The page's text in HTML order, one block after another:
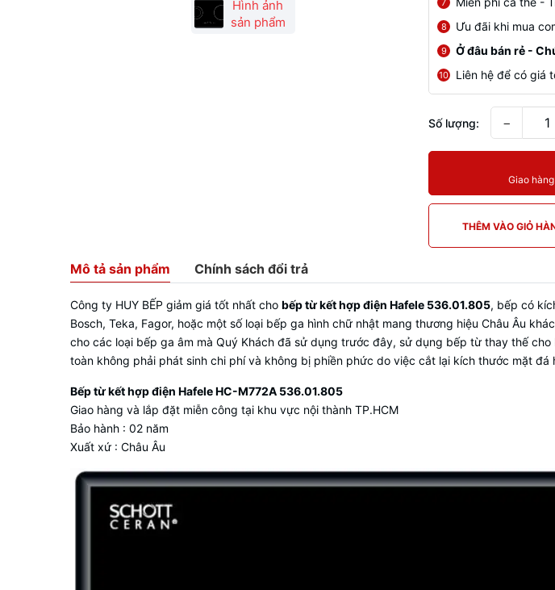
Hình ảnh
sản phẩm
7
8 Ưu đãi khi mua
9 Ở đâu bán rẻ -
10 Liên hệ để có giá
Số lượng: −
Giao
THÊM VÀO GIỎ
Mô tả sản phẩm Chính sách đổi trả
Công ty HUY BẾP giảm giá tốt nhất cho bếp từ kết hợp điện Hafele 536.01.805, bếp có
Bosch, Teka, Fagor, hoặc một số loại bếp ga hình chữ nhật mang thương hiệu Châu Âu
cho các loại bếp ga âm mà Quý Khách đã sử dụng trước đây, sử dụng bếp từ thay thế
toàn không phải phát sinh chi phí và không bị phiền phức do việc cắt lại kích thước mặt
Bếp từ kết hợp điện Hafele HC-M772A 536.01.805
Giao hàng và lắp đặt miễn công tại khu vực nội thành TP.HCM
Bảo hành : 02 năm
Xuất xứ : Châu Âu